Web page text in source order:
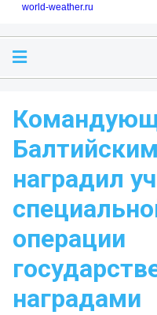
world-weather.ru
наградил
операции
наградами